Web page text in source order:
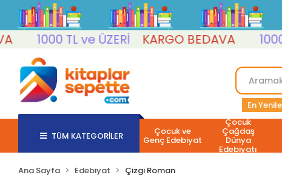
1000 TL ve ÜZERİ
KARGO BEDAVA 1000 TL
En
TÜM KATEGORİLER Çocuk ve
Genç Edebiyat
Çocuk
Çağdaş
Dünya
Edebiyatı
Ana Sayfa Edebiyat Çizgi Roman